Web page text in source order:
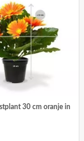
30 cm oranje in